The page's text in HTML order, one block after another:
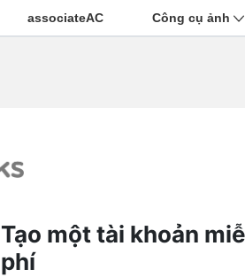
associateAC Công cụ ảnh
Tạo một tài khoản
phí